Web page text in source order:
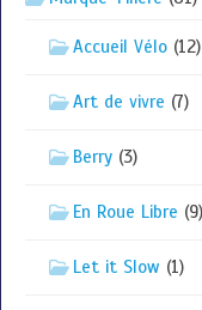
Accueil Vélo (12)
Art de vivre (7)
Berry (3)
En Roue Libre (9)
Let it Slow (1)